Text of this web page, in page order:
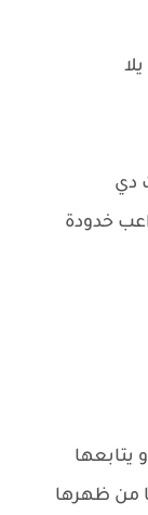
دي
خدودة
يتابعها
من ظهرها